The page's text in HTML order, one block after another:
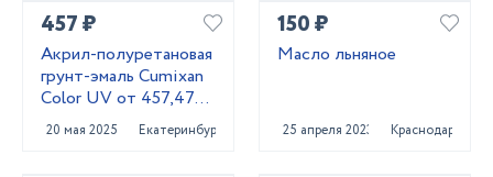
457 ₽
Акрил-полуретановая
грунт-эмаль Cumixan
Color UV от 457,47
рублей
20 мая 2025 Екатеринбург
150 ₽
Масло льняное
25 апреля 2023 Краснодар